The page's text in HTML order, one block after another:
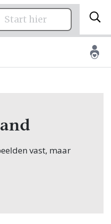
Start hier
vast, maar
een